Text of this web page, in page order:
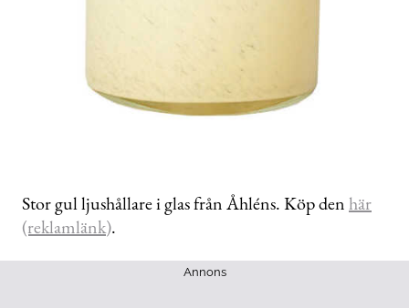
Stor gul ljushållare i glas från Åhléns. Köp denhär
(reklamlänk).
Annons